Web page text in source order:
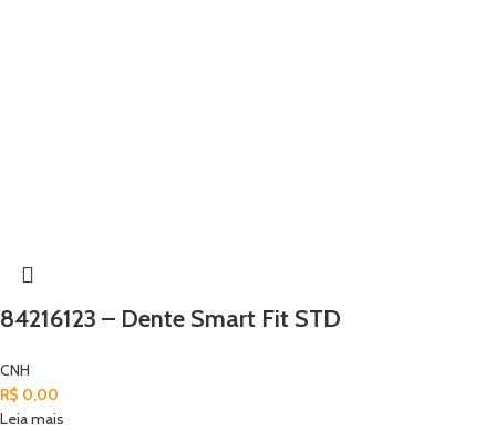
84216123 – Dente Smart Fit STD
CNH
R$ 0,00
Leia mais